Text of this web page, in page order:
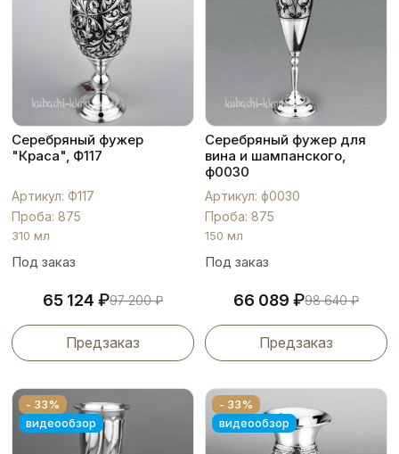
Серебряный фужер
"Краса", Ф117
Артикул: Ф117
Проба: 875
310 мл
Под заказ
65 124 ₽97 200₽
Предзаказ
Серебряный фужер для
вина и шампанского,
ф0030
Артикул: ф0030
Проба: 875
150 мл
Под заказ
66 089 ₽98 640₽
Предзаказ
- 33%
видеообзор
- 33%
видеообзор